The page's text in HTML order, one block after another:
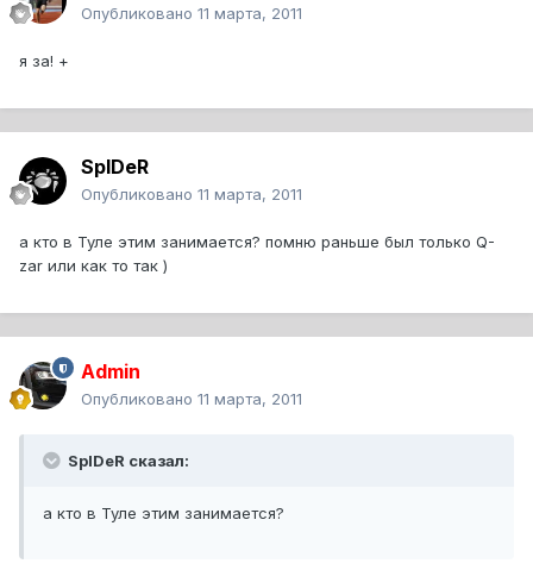
Опубликовано 11 марта, 2011
я за! +
SpIDeR
Опубликовано 11 марта, 2011
а кто в Туле этим занимается? помню раньше был только Q-
zar или как то так )
Admin
Опубликовано 11 марта, 2011
SpIDeR сказал:
а кто в Туле этим занимается?